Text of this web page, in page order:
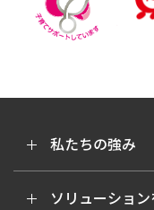
私たちの強み
ソリューショ